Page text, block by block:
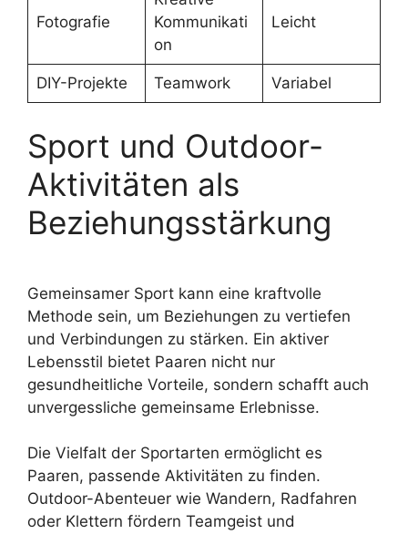
Fotografie
Kommunikati
on
Leicht
DIY-Projekte Teamwork Variabel
Sport und Outdoor-
Aktivitäten als
Beziehungsstärkung
Gemeinsamer Sport kann eine kraftvolle
Methode sein, um Beziehungen zu vertiefen
und Verbindungen zu stärken. Ein aktiver
Lebensstil bietet Paaren nicht nur
gesundheitliche Vorteile, sondern schafft auch
unvergessliche gemeinsame Erlebnisse.
Die Vielfalt der Sportarten ermöglicht es
Paaren, passende Aktivitäten zu finden.
Outdoor-Abenteuer wie Wandern, Radfahren
oder Klettern fördern Teamgeist und